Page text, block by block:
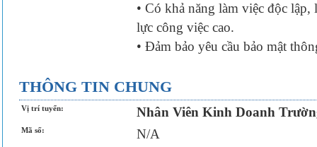
• Có khả năng làm việc độc
lực công việc cao.
• Đảm bảo yêu cầu bảo mật
THÔNG TIN CHUNG
Vị trí tuyển: Nhân Viên Kinh Doanh
Mã số: N/A